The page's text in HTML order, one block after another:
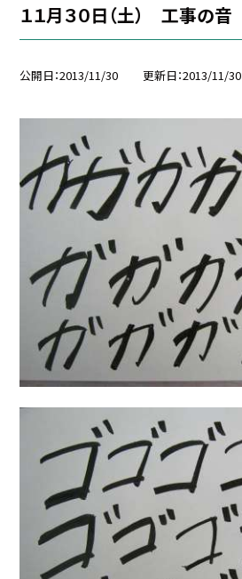
１１月３０日（土） 工事の音
公開日 2013/11/30 更新日 2013/11/30